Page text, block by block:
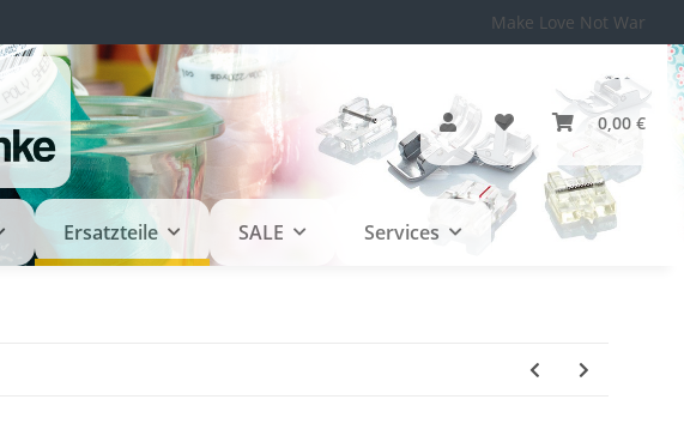
Make Love Not War
0,00 €
Ersatzteile SALE Services